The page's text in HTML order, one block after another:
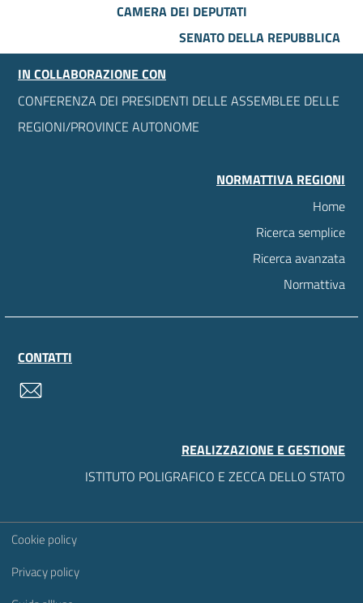
CAMERA DEI DEPUTATI
SENATO DELLA REPUBBLICA
IN COLLABORAZIONE CON
CONFERENZA DEI PRESIDENTI DELLE ASSEMBLEE DELLE
REGIONI/PROVINCE AUTONOME
NORMATTIVA REGIONI
Home
Ricerca semplice
Ricerca avanzata
Normattiva
CONTATTI
REALIZZAZIONE E GESTIONE
ISTITUTO POLIGRAFICO E ZECCA DELLO STATO
Sezione Link Utili
Cookie policy
Privacy policy